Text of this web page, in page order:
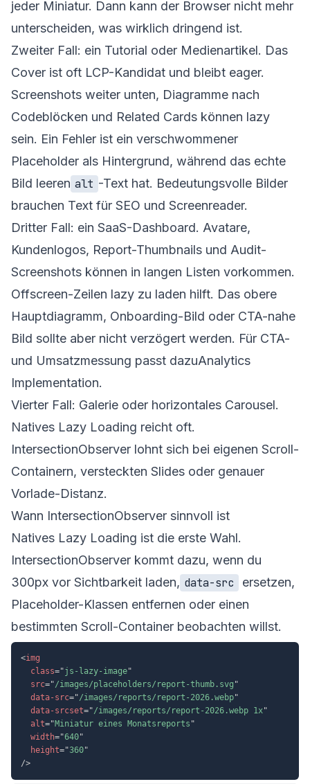
jeder Miniatur. Dann kann der Browser nicht mehr
unterscheiden, was wirklich dringend ist.
Zweiter Fall: ein Tutorial oder Medienartikel. Das
Cover ist oft LCP-Kandidat und bleibt eager.
Screenshots weiter unten, Diagramme nach
Codeblöcken und Related Cards können lazy
sein. Ein Fehler ist ein verschwommener
Placeholder als Hintergrund, während das echte
Bild leeren alt -Text hat. Bedeutungsvolle Bilder
brauchen Text für SEO und Screenreader.
Dritter Fall: ein SaaS-Dashboard. Avatare,
Kundenlogos, Report-Thumbnails und Audit-
Screenshots können in langen Listen vorkommen.
Offscreen-Zeilen lazy zu laden hilft. Das obere
Hauptdiagramm, Onboarding-Bild oder CTA-nahe
Bild sollte aber nicht verzögert werden. Für CTA-
und Umsatzmessung passt dazuAnalytics
Implementation.
Vierter Fall: Galerie oder horizontales Carousel.
Natives Lazy Loading reicht oft.
IntersectionObserver lohnt sich bei eigenen Scroll-
Containern, versteckten Slides oder genauer
Vorlade-Distanz.
Wann IntersectionObserver sinnvoll ist
Natives Lazy Loading ist die erste Wahl.
IntersectionObserver kommt dazu, wenn du
300px vor Sichtbarkeit laden, data-src
ersetzen,
Placeholder-Klassen entfernen oder einen
bestimmten Scroll-Container beobachten willst.
<img
class="js-lazy-image"
src="/images/placeholders/report-thumb.svg "
data-src="/images/reports/report-2026.webp"
data-srcset="/images/reports/report-2026.webp 1x"
alt="Miniatur eines Monatsreports "
width="640"
height="360"
/>